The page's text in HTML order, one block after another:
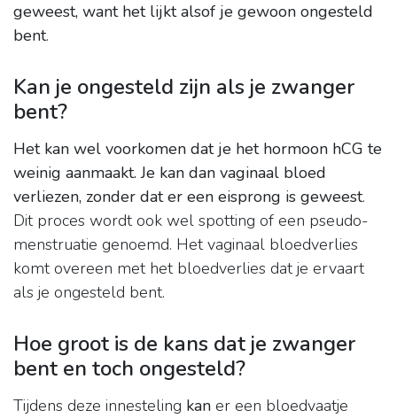
geweest, want het lijkt alsof je gewoon ongesteld
bent.
Kan je ongesteld zijn als je zwanger
bent?
Het kan wel voorkomen dat je het hormoon hCG te
weinig aanmaakt. Je kan dan vaginaal bloed
verliezen, zonder dat er een eisprong is geweest.
Dit proces wordt ook wel spotting of een pseudo-
menstruatie genoemd. Het vaginaal bloedverlies
komt overeen met het bloedverlies dat je ervaart
als je ongesteld bent.
Hoe groot is de kans dat je zwanger
bent en toch ongesteld?
Tijdens deze innesteling kan er een bloedvaatje